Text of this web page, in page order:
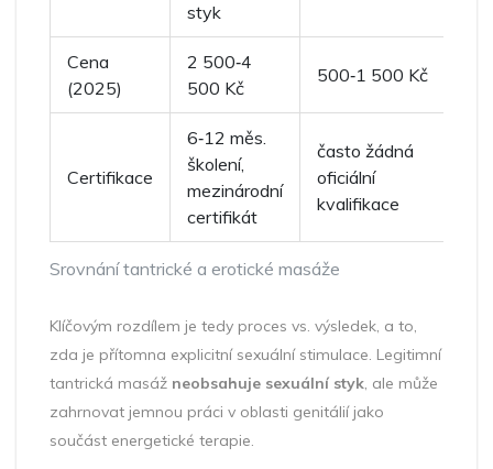
Srovnání tantrické a erotické masáže
styk
Cena
(2025)
2 500‑4
500 Kč
500‑1 500 Kč
Certifikace
6‑12 měs.
školení,
mezinárodní
certifikát
často žádná
oficiální
kvalifikace
Klíčovým rozdílem je tedy proces vs. výsledek, a to,
zda je přítomna explicitní sexuální stimulace. Legitimní
tantrická masáž neobsahuje sexuální styk, ale může
zahrnovat jemnou práci v oblasti genitálií jako
součást energetické terapie.